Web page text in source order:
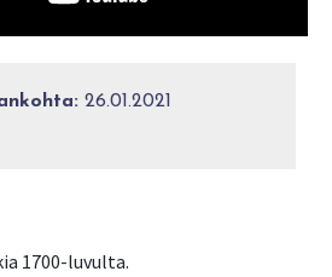
26.01.2021
1700-luvulta.